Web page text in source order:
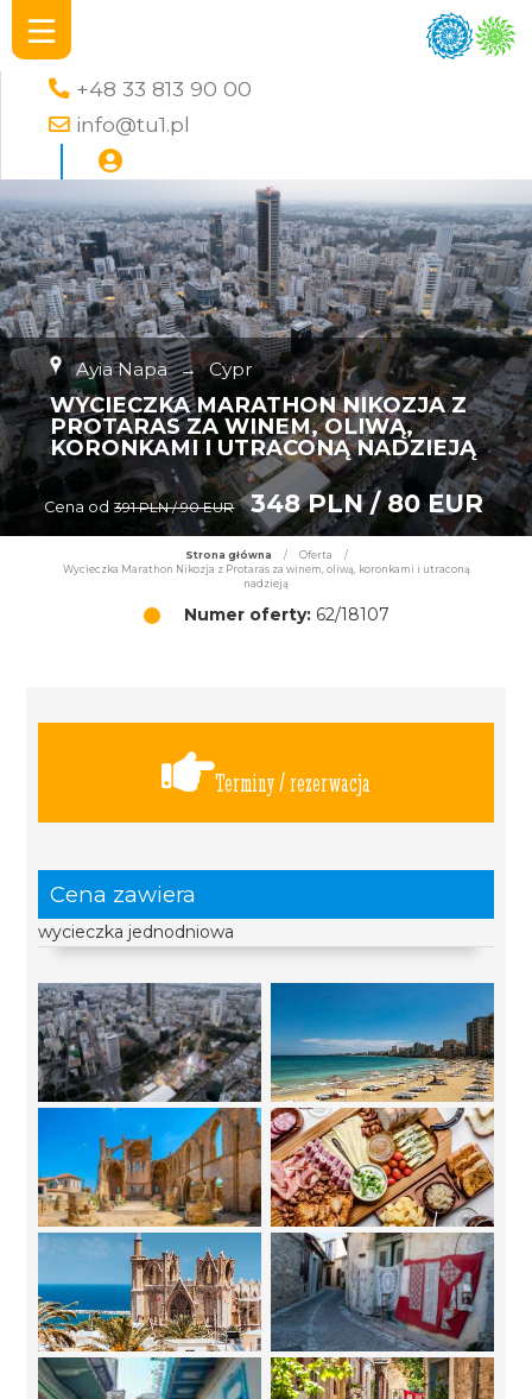
+48 33 813 90 00
info@tu1.pl
Ayia Napa → Cypr
WYCIECZKA MARATHON NIKOZJA Z
PROTARAS ZA WINEM, OLIWĄ,
KORONKAMI I UTRACONĄ NADZIEJĄ
Cena od 391 PLN / 90 EUR 348 PLN / 80 EUR
Strona główna / Oferta
/
Wycieczka Marathon Nikozja z Protaras za winem, oliwą, koronkami i utraconą
nadzieją
Numer oferty:62/18107
Terminy / rezerwacja
Cena zawiera
wycieczka jednodniowa